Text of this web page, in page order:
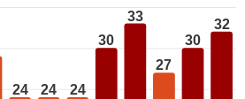
24 24 24
30
33
27
30
32